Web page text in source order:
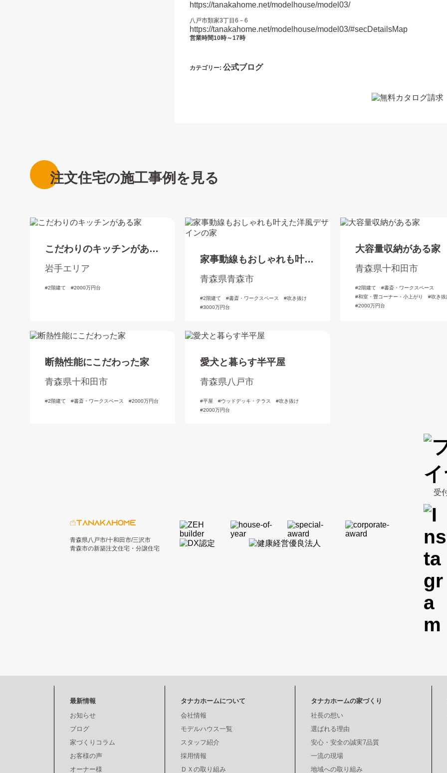
https://tanakahome.net/modelhouse/model03/
八戸市類家3丁目6－6
https://tanakahome.net/modelhouse/model03/#secDetailsMap
営業時間10時～17時
カテゴリー: 公式ブログ
注文住宅の施工事例を見る
こだわりのキッチンがある
家
岩手エリア
2階建て 2000万円台
家事動線もおしゃれも叶え
た洋風デザインの家
青森県青森市
2階建て 書斎・ワークスペース
吹き抜け
3000万円台
大容量収納がある家
青森県十和田市
2階建て
書斎・ワークスペース
和室・畳コーナー・小上がり
吹き抜
2000万円台
断熱性能にこだわった家
青森県十和田市
2階建て 書斎・ワークスペース 2000万円台
愛犬と暮らす半平屋
青森県八戸市
平屋 ウッドデッキ・テラス
吹き抜け
2000万円台
青森県八戸市/十和田市/三沢市
青森市の新築注文住宅・分譲住宅
受
最新情報
お知らせ
ブログ
家づくりコラム
お客様の声
オーナー様
タナカホームについて
会社情報
モデルハウス一覧
スタッフ紹介
採用情報
ＤＸの取り組み
タナカホームの家づくり
社長の想い
選ばれる理由
安心・安全の誠実7品質
一流の現場
地域への取り組み